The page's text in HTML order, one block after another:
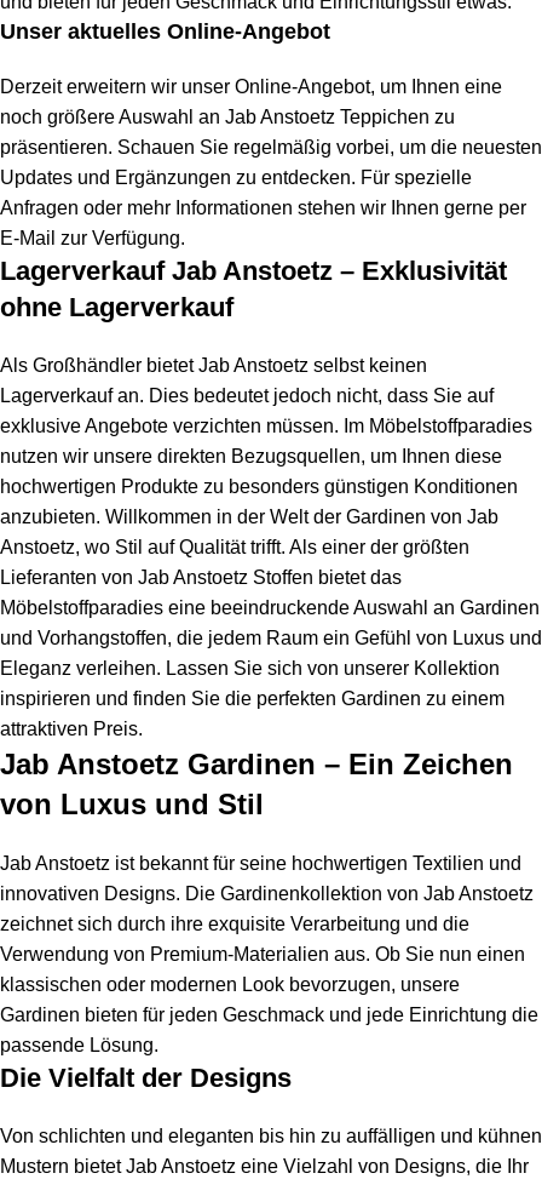
Unser aktuelles Online-Angebot
Derzeit erweitern wir unser Online-Angebot, um Ihnen eine
noch größere Auswahl an Jab Anstoetz Teppichen zu
präsentieren. Schauen Sie regelmäßig vorbei, um die neuesten
Updates und Ergänzungen zu entdecken. Für spezielle
Anfragen oder mehr Informationen stehen wir Ihnen gerne per
E-Mail zur Verfügung.
Lagerverkauf Jab Anstoetz – Exklusivität
ohne Lagerverkauf
Als Großhändler bietet Jab Anstoetz selbst keinen
Lagerverkauf an. Dies bedeutet jedoch nicht, dass Sie auf
exklusive Angebote verzichten müssen. Im Möbelstoffparadies
nutzen wir unsere direkten Bezugsquellen, um Ihnen diese
hochwertigen Produkte zu besonders günstigen Konditionen
anzubieten. Willkommen in der Welt der Gardinen von Jab
Anstoetz, wo Stil auf Qualität trifft. Als einer der größten
Lieferanten von Jab Anstoetz Stoffen bietet das
Möbelstoffparadies eine beeindruckende Auswahl an Gardinen
und Vorhangstoffen, die jedem Raum ein Gefühl von Luxus und
Eleganz verleihen. Lassen Sie sich von unserer Kollektion
inspirieren und finden Sie die perfekten Gardinen zu einem
attraktiven Preis.
Jab Anstoetz Gardinen – Ein Zeichen
von Luxus und Stil
Jab Anstoetz ist bekannt für seine hochwertigen Textilien und
innovativen Designs. Die Gardinenkollektion von Jab Anstoetz
zeichnet sich durch ihre exquisite Verarbeitung und die
Verwendung von Premium-Materialien aus. Ob Sie nun einen
klassischen oder modernen Look bevorzugen, unsere
Gardinen bieten für jeden Geschmack und jede Einrichtung die
passende Lösung.
Die Vielfalt der Designs
Von schlichten und eleganten bis hin zu auffälligen und kühnen
Mustern bietet Jab Anstoetz eine Vielzahl von Designs, die Ihr